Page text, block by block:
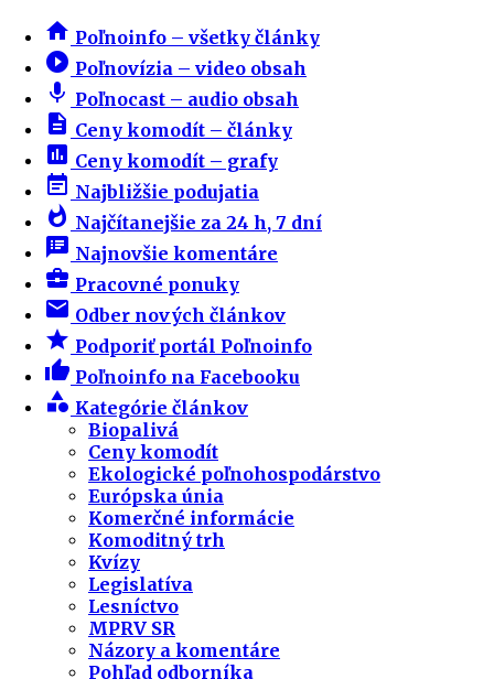
home Poľnoinfo – všetky články
play_circle_filled Poľnovízia – video obsah
mic Poľnocast – audio obsah
description Ceny komodít – články
insert_chart Ceny komodít – grafy
event_note Najbližšie podujatia
whatshot Najčítanejšie za 24 h, 7 dní
speaker_notes Najnovšie komentáre
business_center Pracovné ponuky
email Odber nových článkov
star Podporiť portál Poľnoinfo
thumb_up Poľnoinfo na Facebooku
category Kategórie článkov
Biopalivá
Ceny komodít
Ekologické poľnohospodárstvo
Európska únia
Komerčné informácie
Komoditný trh
Kvízy
Legislatíva
Lesníctvo
MPRV SR
Názory a komentáre
Pohľad odborníka